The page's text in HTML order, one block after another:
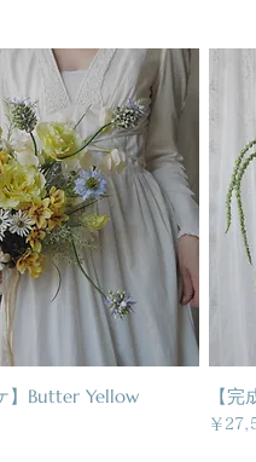
ックビュー
】Butter Yellow
【
価格
￥